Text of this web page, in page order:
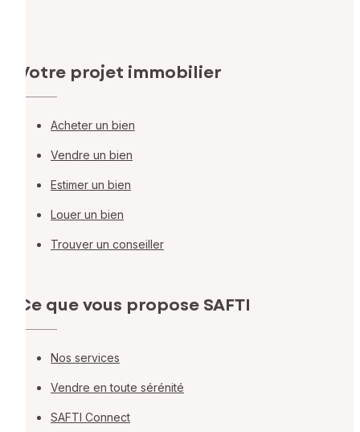
Votre projet immobilier
Acheter un bien
Vendre un bien
Estimer un bien
Louer un bien
Trouver un conseiller
Ce que vous propose SAFTI
Nos services
Vendre en toute sérénité
SAFTI Connect